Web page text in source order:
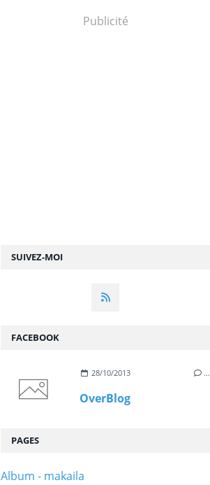
SUIVEZ-MOI
Publicité
FACEBOOK
28/10/2013 …
OverBlog
PAGES
Album - makaila